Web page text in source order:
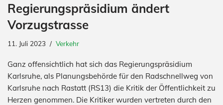
Regierungspräsidium ändert
Vorzugstrasse
11. Juli 2023 Verkehr
Ganz offensichtlich hat sich das Regierungspräsidium
Karlsruhe, als Planungsbehörde für den Radschnellweg von
Karlsruhe nach Rastatt (RS13) die Kritik der Öffentlichkeit zu
Herzen genommen. Die Kritiker wurden vertreten durch den